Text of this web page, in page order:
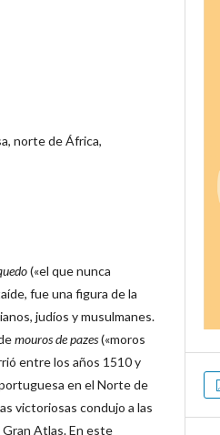
norte de África,
(«el que nunca
fue una figura de la
judíos y musulmanes.
mourosdepazes(«moros
entre los años 1510 y
en el Norte de
victoriosas condujo a las
Atlas. En este